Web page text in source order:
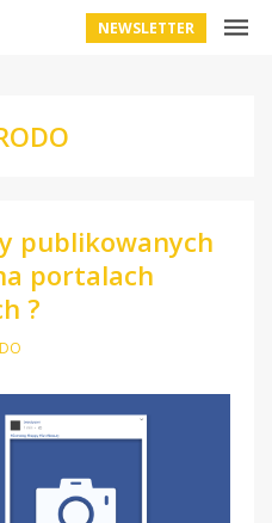
NEWSLETTER
publikowanych
portalach
?